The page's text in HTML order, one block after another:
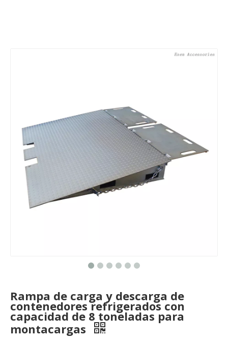
Rampa de carga y descarga de
contenedores refrigerados con
capacidad de 8 toneladas para
montacargas